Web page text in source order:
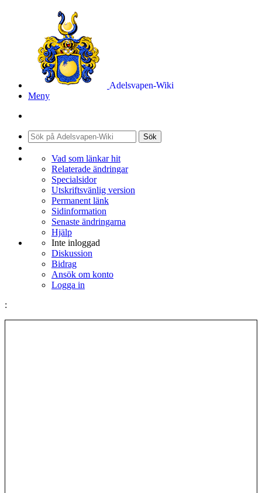
Adelsvapen-Wiki
Meny
Sök
Vad som länkar hit
Relaterade ändringar
Specialsidor
Utskriftsvänlig version
Permanent länk
Sidinformation
Senaste ändringarna
Hjälp
Inte inloggad
Diskussion
Bidrag
Ansök om konto
Logga in
: